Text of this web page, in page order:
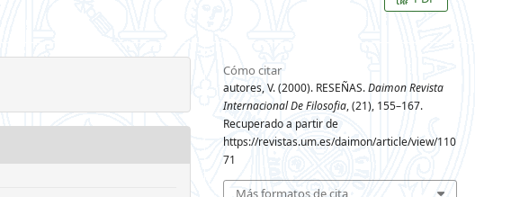
Cómo citar
autores, V. (2000). RESEÑAS.Daimon Revista
Internacional De Filosofia, (21), 155–167.
Recuperado a partir de
https://revistas.um.es/daimon/article/view/110
71
Más formatos de cita